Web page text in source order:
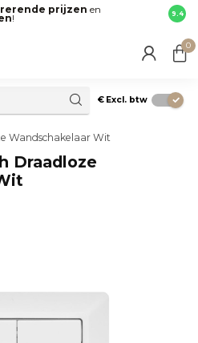
prijzen en
! direct
9.4
0
€ Excl. btw
Wandschakelaar Wit
Draadloze